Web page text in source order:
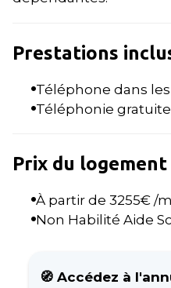
Prestations
Téléphone dans
Téléphonie gratuite
Prix du logement
À partir de 3255€ /
Non Habilité Aide
🧭 Accédez à